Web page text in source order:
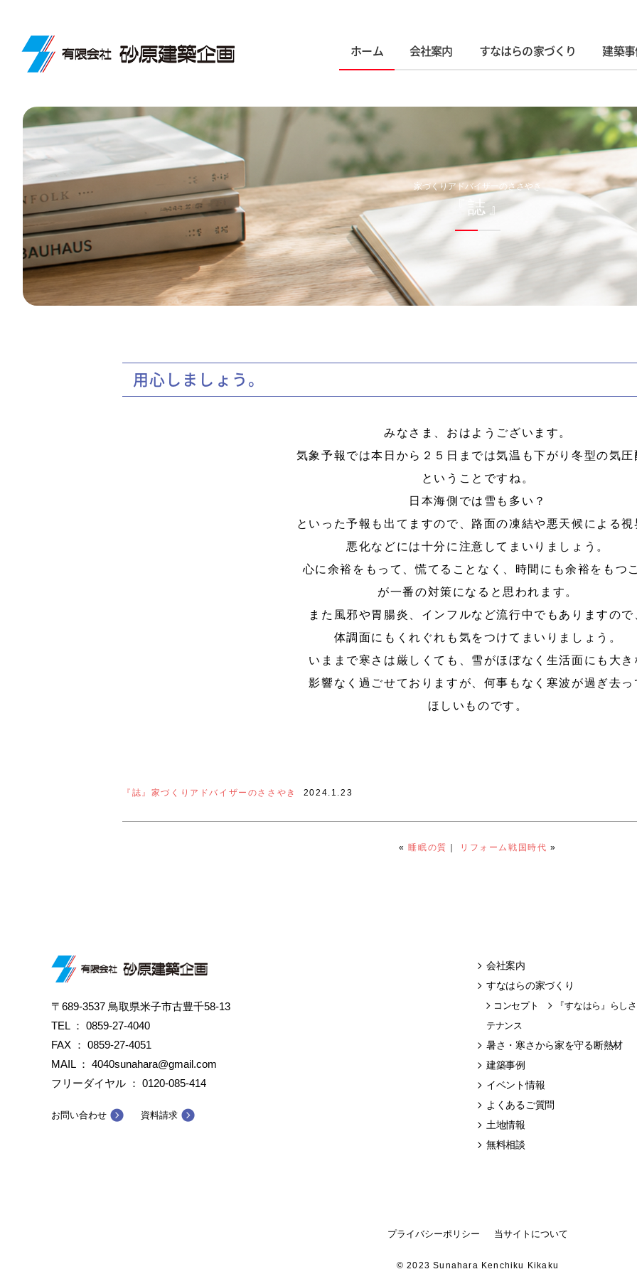
ホーム 会社案内 すなはらの家づくり 建築事
家づくりアドバイザーのささやき
『誌』
用心しましょう。
みなさま、おはようございます。
気象予報では本日から２５日までは気温も下がり冬型の気圧
ということですね。
日本海側では雪も多い？
といった予報も出てますので、路面の凍結や悪天候による視
悪化などには十分に注意してまいりましょう。
心に余裕をもって、慌てることなく、時間にも余裕をもつ
が一番の対策になると思われます。
また風邪や胃腸炎、インフルなど流行中でもありますので
体調面にもくれぐれも気をつけてまいりましょう。
いままで寒さは厳しくても、雪がほぼなく生活面にも大き
影響なく過ごせておりますが、何事もなく寒波が過ぎ去っ
ほしいものです。
『誌』家づくりアドバイザーのささやき 2024.1.23
«睡眠の質 ｜ リフォーム戦国時代 »
〒689-3537 鳥取県米子市古豊千58-13
TEL ： 0859-27-4040
FAX ： 0859-27-4051
MAIL ： 4040sunahara@gmail.com
フリーダイヤル ： 0120-085-414
お問い合わせ 資料請求
会社案内
すなはらの家づくり
コンセプト
『すなはら』らしさ
テナンス
暑さ・寒さから家を守る断熱材
建築事例
イベント情報
よくあるご質問
土地情報
無料相談
プライバシーポリシー 当サイトについて
© 2023 Sunahara Kenchiku Kikaku